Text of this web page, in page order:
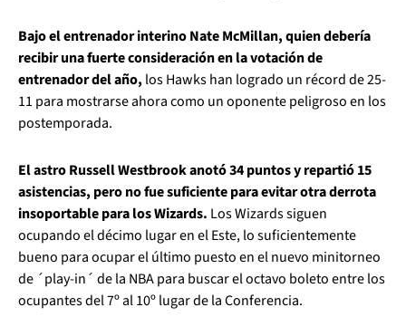
Bajo el entrenador interino Nate McMillan, quien debería
recibir una fuerte consideración en la votación de
entrenador del año, los Hawks han logrado un récord de 25-
11 para mostrarse ahora como un oponente peligroso en los
postemporada.
El astro Russell Westbrook anotó 34 puntos y repartió 15
asistencias, pero no fue suficiente para evitar otra derrota
insoportable para los Wizards. Los Wizards siguen
ocupando el décimo lugar en el Este, lo suficientemente
bueno para ocupar el último puesto en el nuevo minitorneo
de ´play-in´ de la NBA para buscar el octavo boleto entre los
ocupantes del 7º al 10º lugar de la Conferencia.